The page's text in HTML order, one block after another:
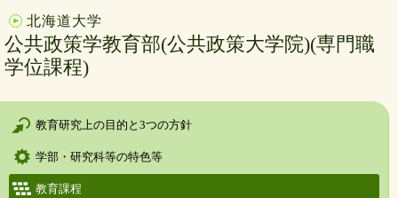
北海道大学
公共政策学教育部(公共政策大学院)(専門職
学位課程)
教育研究上の目的と3つの方針
学部・研究科等の特色等
教育課程